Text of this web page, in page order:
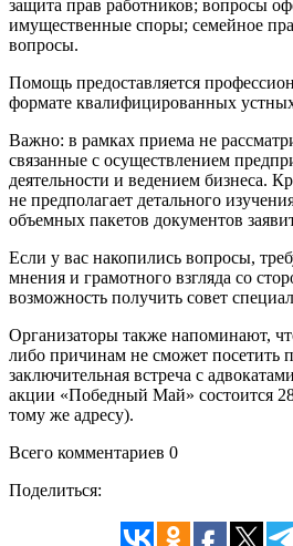
защита прав работников; вопросы
имущественные споры; семейное
вопросы.
Помощь предоставляется
формате квалифицированных
Важно: в рамках приема не
связанные с осуществлением
деятельности и ведением бизнеса.
не предполагает детального
объемных пакетов документов
Если у вас накопились вопросы,
мнения и грамотного взгляда со
возможность получить совет
Организаторы также напоминают,
либо причинам не сможет посетить
заключительная встреча с
акции «Победный Май» состоится
тому же адресу).
Всего комментариев 0
Поделиться: